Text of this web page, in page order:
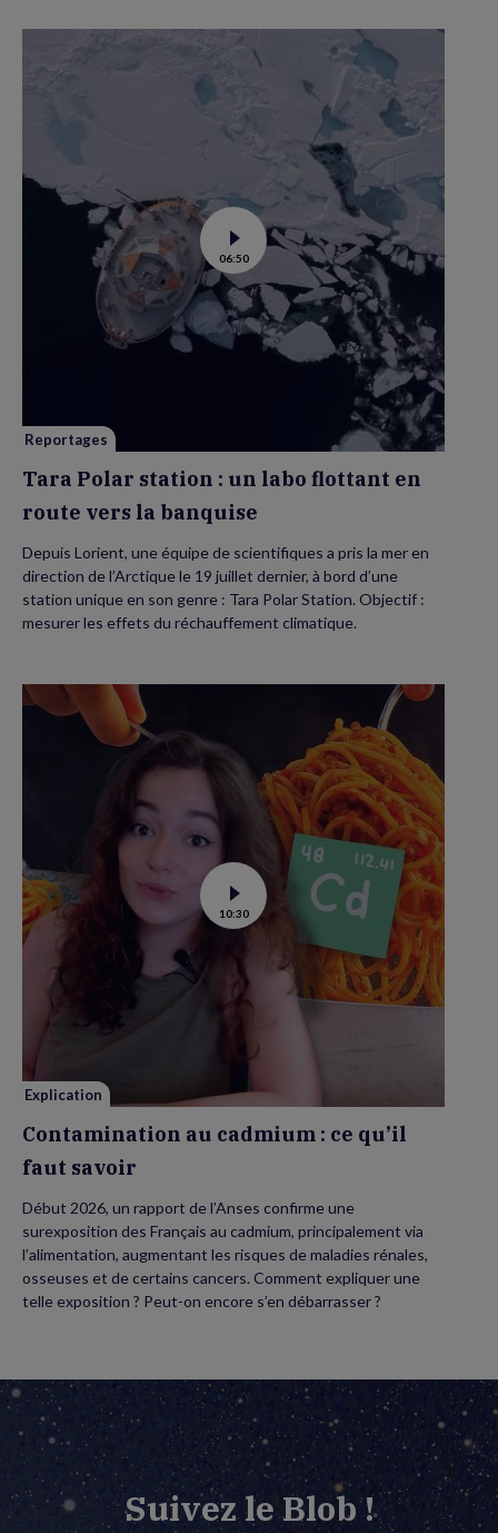
Voir
la
vidéo
de
Tara
Polar
station
:
la
06:50
Reportages
Tara Polar station : un labo flottant en
route vers la banquise
Depuis Lorient, une équipe de scientifiques a pris la mer en
direction de l’Arctique le 19 juillet dernier, à bord d’une
station unique en son genre : Tara Polar Station. Objectif :
mesurer les effets du réchauffement climatique.
Voir
la
vidéo
Contamination
au
cadmium :
ce
savoir
10:30
Explication
Contamination au cadmium : ce qu’il
faut savoir
Début 2026, un rapport de l’Anses confirme une
surexposition des Français au cadmium, principalement via
l’alimentation, augmentant les risques de maladies rénales,
osseuses et de certains cancers. Comment expliquer une
telle exposition ? Peut-on encore s’en débarrasser ?
Suivez le Blob !